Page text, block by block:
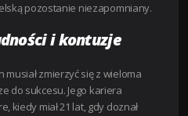
pozostanie niezapomniany.
i kontuzje
musiał zmierzyć się z wieloma
do sukcesu. Jego kariera
kiedy miał 21 lat, gdy doznał